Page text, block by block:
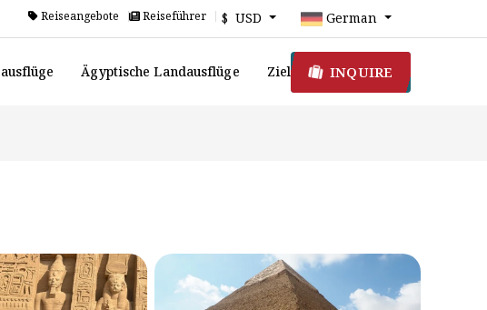
Reiseangebote Reiseführer $ USD German
Ägyptische Landausflüge Ziel INQUIRE